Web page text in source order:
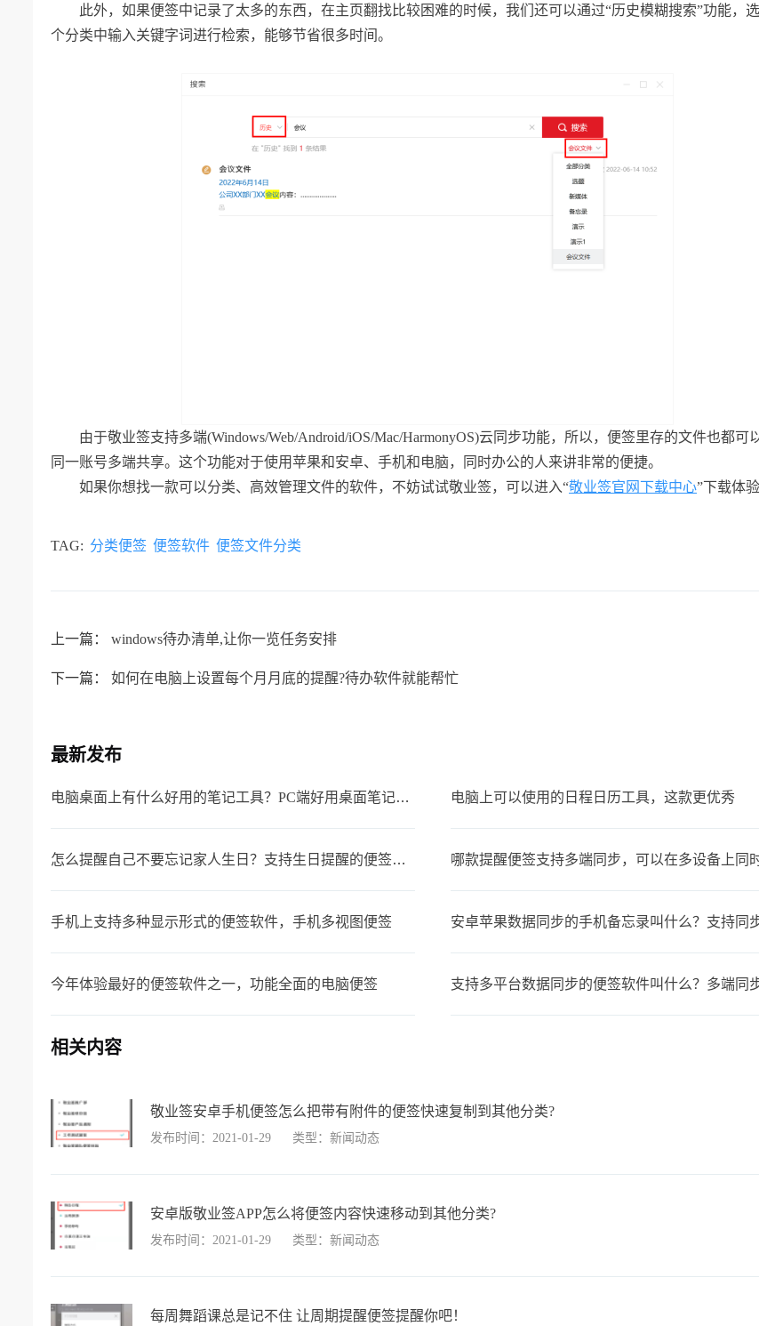
此外，如果便签中记录了太多的东西，在主页翻找比较困难的时候，我们还可以通过“历史模糊搜索”功能，
个分类中输入关键字词进行检索，能够节省很多时间。
由于敬业签支持多端(Windows/Web/Android/iOS/Mac/HarmonyOS)云同步功能，所以，便签里存的文件也都可
同一账号多端共享。这个功能对于使用苹果和安卓、手机和电脑，同时办公的人来讲非常的便捷。
如果你想找一款可以分类、高效管理文件的软件，不妨试试敬业签，可以进入“敬业签官网下载中心”下载体验
TAG: 分类便签 便签软件 便签文件分类
上一篇： windows待办清单,让你一览任务安排
下一篇： 如何在电脑上设置每个月月底的提醒?待办软件就能帮忙
最新发布
电脑桌面上有什么好用的笔记工具？PC端好用桌面笔记工具 电脑上可以使用的日程日历工具，这款更优秀
怎么提醒自己不要忘记家人生日？支持生日提醒的便签软件
手机上支持多种显示形式的便签软件，手机多视图便签
今年体验最好的便签软件之一，功能全面的电脑便签 支持多平台数据同步的便签软件叫什么？多端同
相关内容
敬业签安卓手机便签怎么把带有附件的便签快速复制到其他分类?
发布时间：2021-01-29 类型：新闻动态
安卓版敬业签APP怎么将便签内容快速移动到其他分类?
发布时间：2021-01-29 类型：新闻动态
每周舞蹈课总是记不住 让周期提醒便签提醒你吧！